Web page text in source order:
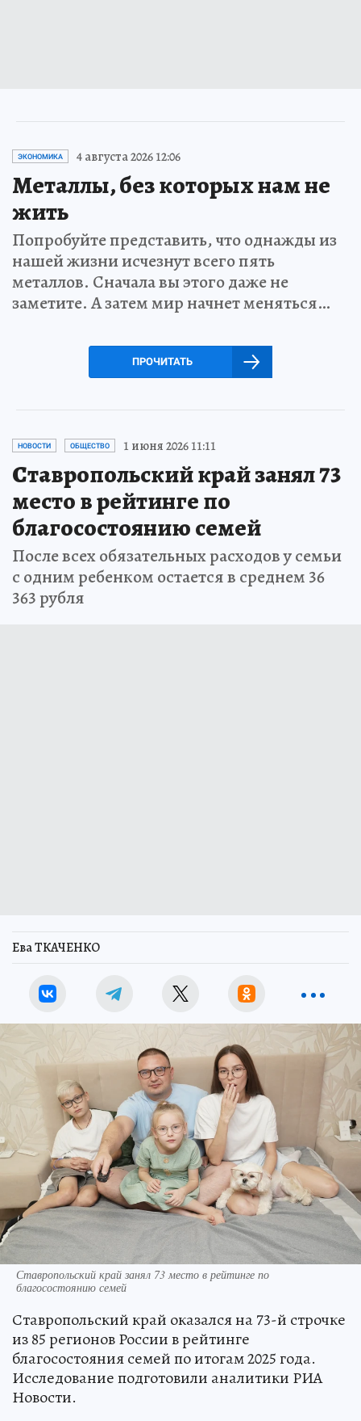
ЭКОНОМИКА 4 августа 2026 12:06
Металлы, без которых нам не
жить
Попробуйте представить, что однажды из
нашей жизни исчезнут всего пять
металлов. Сначала вы этого даже не
заметите. А затем мир начнет меняться…
ПРОЧИТАТЬ
НОВОСТИ ОБЩЕСТВО 1 июня 2026 11:11
Ставропольский край занял 73
место в рейтинге по
благосостоянию семей
После всех обязательных расходов у семьи
с одним ребенком остается в среднем 36
363 рубля
Ева ТКАЧЕНКО
Ставропольский край занял 73 место в рейтинге по
благосостоянию семей
Ставропольский край оказался на 73-й строчке
из 85 регионов России в рейтинге
благосостояния семей по итогам 2025 года.
Исследование подготовили аналитики РИА
Новости.